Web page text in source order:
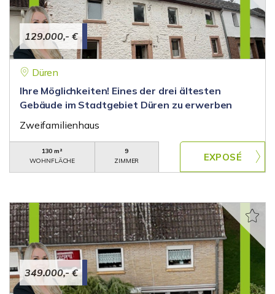
129.000,- €
Düren
Ihre Möglichkeiten! Eines der drei ältesten
Gebäude im Stadtgebiet Düren zu erwerben
Zweifamilienhaus
130 m²
WOHNFLÄCHE
9
ZIMMER
349.000,- €